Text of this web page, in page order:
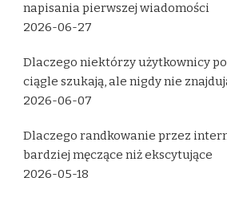
napisania pierwszej wiadomości
2026-06-27
Dlaczego niektórzy użytkownicy
ciągle szukają, ale nigdy nie
2026-06-07
Dlaczego randkowanie przez
bardziej męczące niż ekscytujące
2026-05-18